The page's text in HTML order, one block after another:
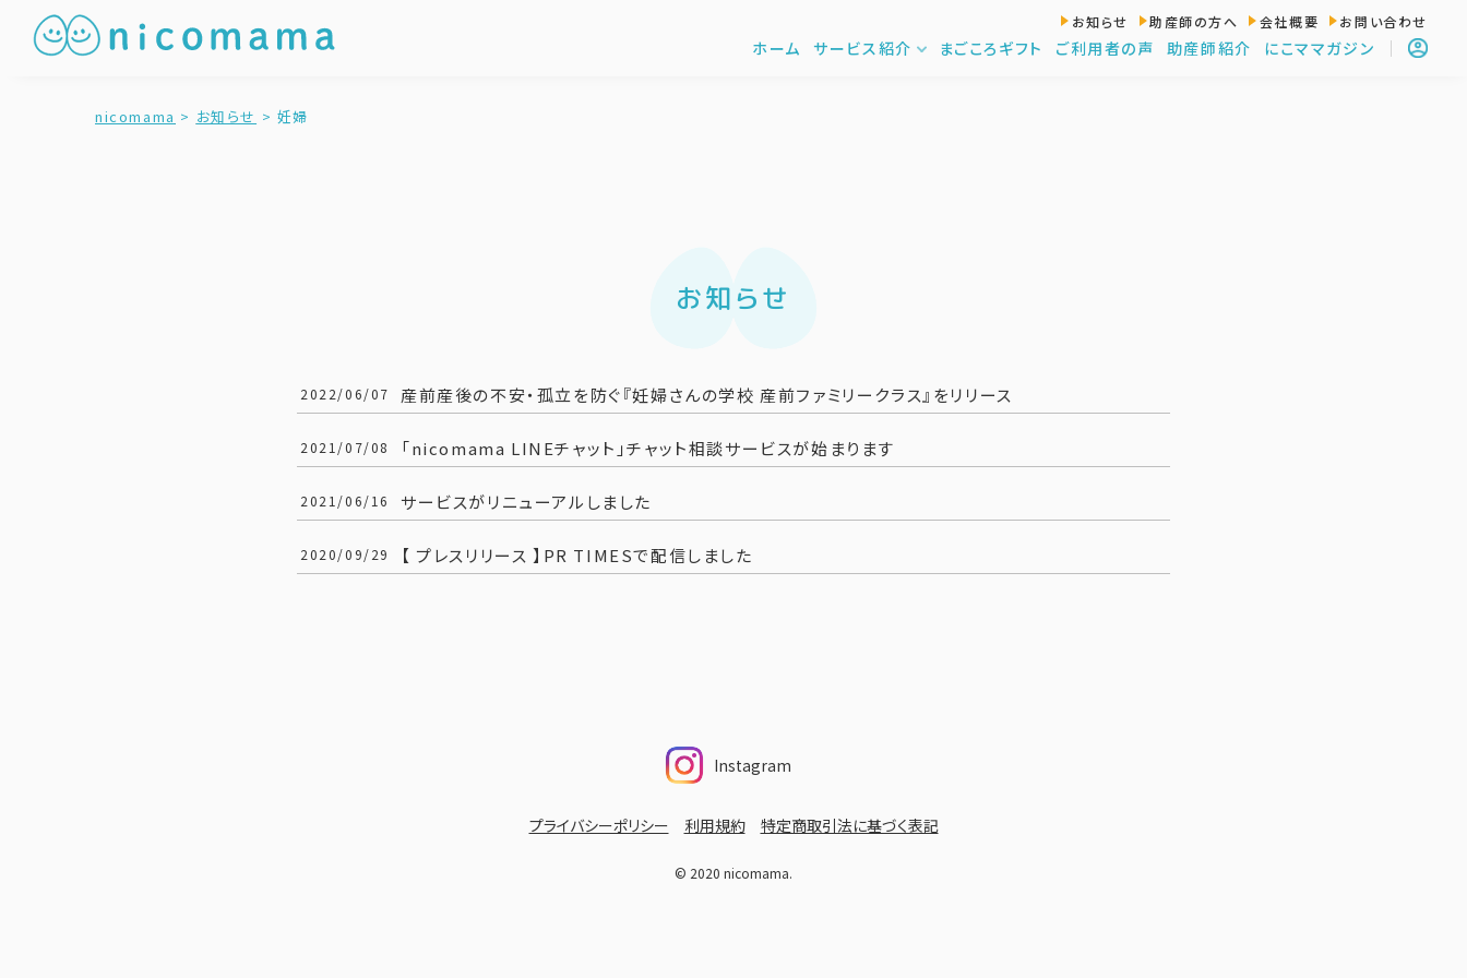
お知らせ 助産師の方へ 会社概要 お問い合わせ
ホーム サービス紹介 まごころギフト ご利用者の声 助産師紹介 にこママガジン
nicomama > お知らせ > 妊婦
お知らせ
2022/06/07 産前産後の不安・孤立を防ぐ『妊婦さんの学校 産前ファミリークラス』をリリース
2021/07/08 「nicomama LINEチャット」チャット相談サービスが始まります
2021/06/16 サービスがリニューアルしました
2020/09/29 【 プレスリリース 】PR TIMESで配信しました
Instagram
プライバシーポリシー 利用規約 特定商取引法に基づく表記
© 2020 nicomama.